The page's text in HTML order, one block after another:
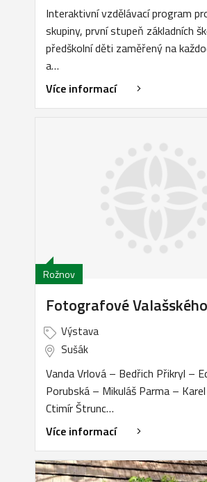
Interaktivní vzdělávací program
skupiny, první stupeň základních
předškolní děti zaměřený na
a…
Více informací
Rožnov
Fotografové
Výstava
Sušák
Vanda Vrlová – Bedřich Přikryl –
Porubská – Mikuláš Parma –
Ctimír Štrunc…
Více informací